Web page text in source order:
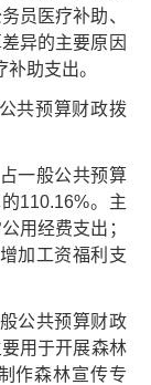
员医疗补助、
异的主要原因
助支出。
共预算财政拨
一般公共预算
110.16%。主
用经费支出；
加工资福利支
公共预算财政
用于开展森林
作森林宣传专